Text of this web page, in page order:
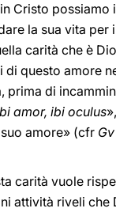
Cristo possiamo
la sua vita per
carità che è
di questo amore
prima di
amor, ibi oculus
suo amore» (cfr Gv
carità vuole
attività riveli che